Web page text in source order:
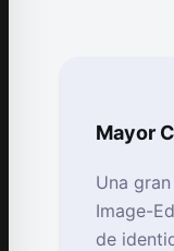
Mayor
Una
Image-
de